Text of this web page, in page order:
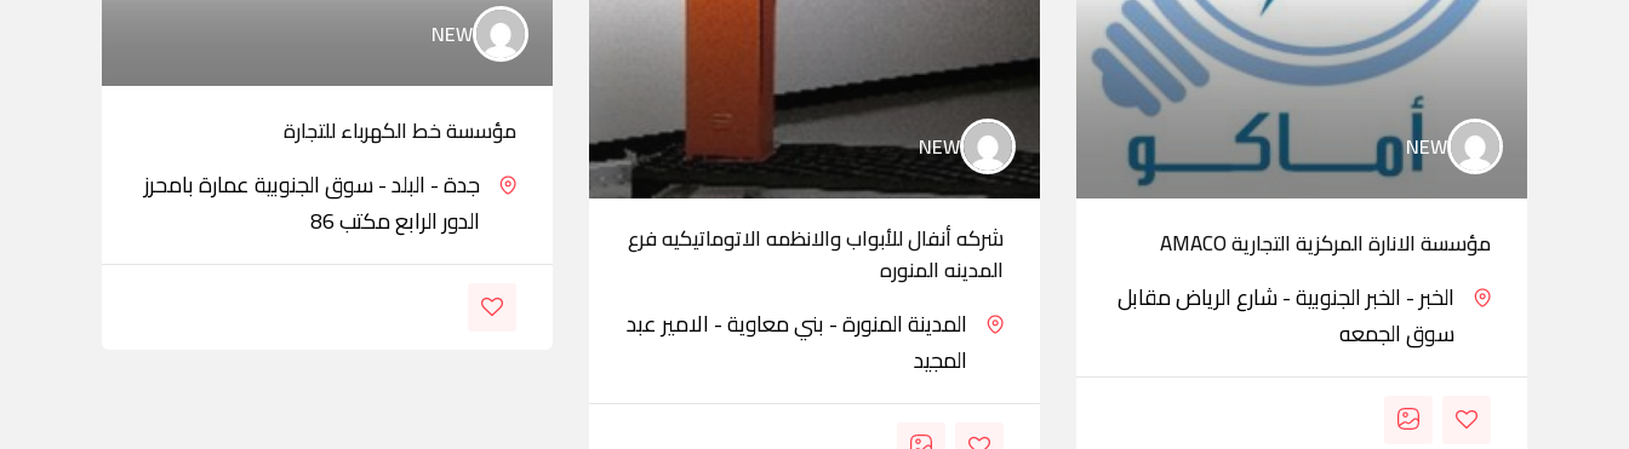
NEW
مؤسسة الانارة المركزية التجارية AMACO
الخبر - الخبر الجنوبية - شارع الرياض مقابل
سوق الجمعه
NEW
شركه أنفال للأبواب والانظمه الاتوماتيكيه فرع
المدينه المنوره
المدينة المنورة - بني معاوية - الامير عبد
المجيد
NEW
مؤسسة خط الكهرباء للتجارة
جدة - البلد - سوق الجنوبية عمارة بامحرز
الدور الرابع مكتب 86